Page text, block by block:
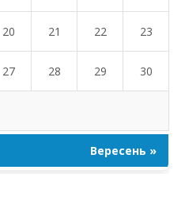
20 21 22 23
27 28 29 30
Вересень »